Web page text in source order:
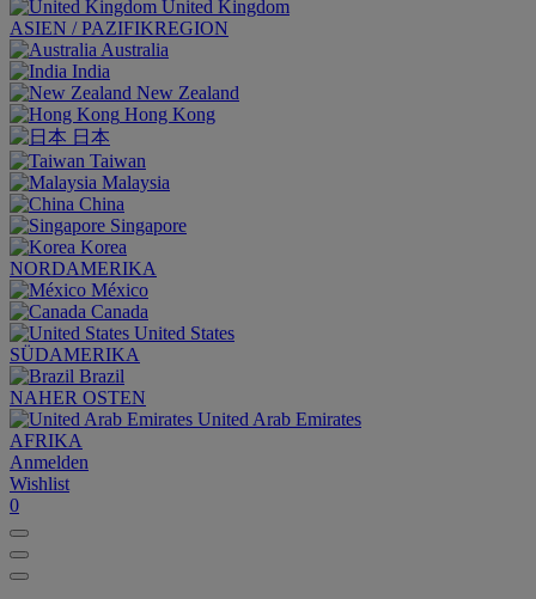
United Kingdom
ASIEN / PAZIFIKREGION
Australia
India
New Zealand
Hong Kong
日本
Taiwan
Malaysia
China
Singapore
Korea
NORDAMERIKA
México
Canada
United States
SÜDAMERIKA
Brazil
NAHER OSTEN
United Arab Emirates
AFRIKA
Anmelden
Wishlist
0